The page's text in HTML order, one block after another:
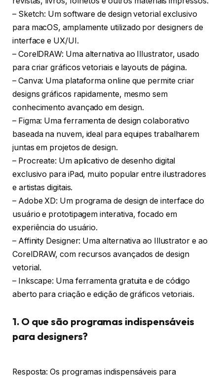
– Sketch: Um software de design vetorial exclusivo
para macOS, amplamente utilizado por designers de
interface e UX/UI.
– CorelDRAW: Uma alternativa ao Illustrator, usado
para criar gráficos vetoriais e layouts de página.
– Canva: Uma plataforma online que permite criar
designs gráficos rapidamente, mesmo sem
conhecimento avançado em design.
– Figma: Uma ferramenta de design colaborativo
baseada na nuvem, ideal para equipes trabalharem
juntas em projetos de design.
– Procreate: Um aplicativo de desenho digital
exclusivo para iPad, muito popular entre ilustradores
e artistas digitais.
– Adobe XD: Um programa de design de interface do
usuário e prototipagem interativa, focado em
experiência do usuário.
– Affinity Designer: Uma alternativa ao Illustrator e ao
CorelDRAW, com recursos avançados de design
vetorial.
– Inkscape: Uma ferramenta gratuita e de código
aberto para criação e edição de gráficos vetoriais.
1. O que são programas indispensáveis
para designers?
Resposta: Os programas indispensáveis para